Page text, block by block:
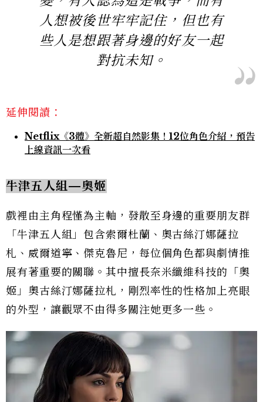
人想被後世牢牢記住，但也有
些人是想跟著身邊的好友一起
對抗未知。
延伸閱讀：
Netflix《3體》全新超自然影集！12位角色介紹，預告
上線資訊一次看
牛津五人組—奧姬
戲裡由主角程慬為主軸，發散至身邊的重要朋友群
「牛津五人組」包含索爾杜蘭、奧古絲汀娜薩拉
札、威爾道寧、傑克魯尼，每位個角色都與劇情推
展有著重要的關聯。其中擅長奈米纖維科技的「奧
姬」奧古絲汀娜薩拉札，剛烈率性的性格加上亮眼
的外型，讓觀眾不由得多關注她更多一些。